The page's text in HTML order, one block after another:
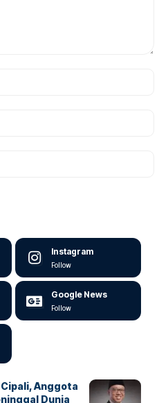
Instagram
Follow
Google News
Follow
Anggota
Dunia